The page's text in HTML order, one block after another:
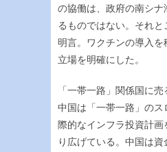
の協働は、政府の南シナ
るものではない。それと
明言。ワクチンの導入を
立場を明確にした。
「一帯一路」関係国に
中国は「一帯一路」のス
際的なインフラ投資計
り広げている。中国は